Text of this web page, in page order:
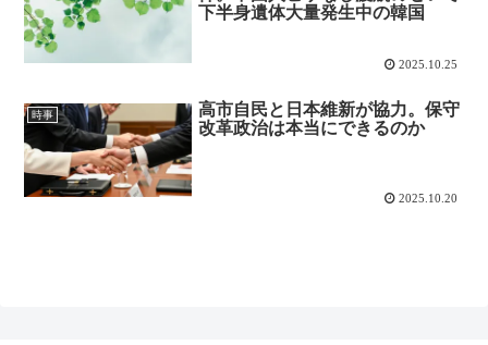
下半身遺体大量発生中の韓国
2025.10.25
時事
高市自民と日本維新が協力。保守
改革政治は本当にできるのか
2025.10.20